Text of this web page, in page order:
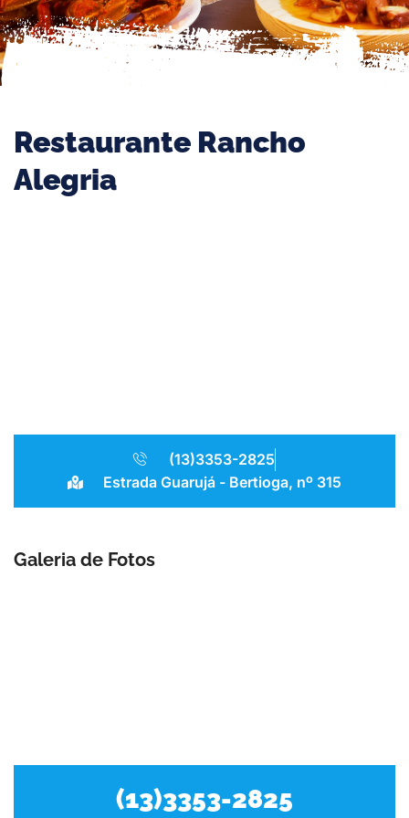
Restaurante Rancho
Alegria
(13)3353-2825
Estrada Guarujá - Bertioga, nº 315
Galeria de Fotos
(13)3353-2825